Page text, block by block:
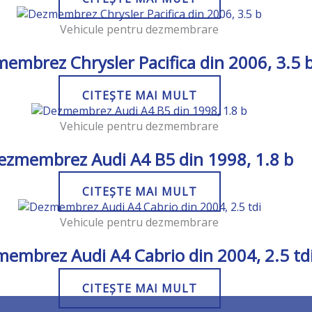
Vehicule pentru dezmembrare
Chrysler Pacifica din 2006, 3.5
CITEȘTE MAI MULT
Vehicule pentru dezmembrare
Audi A4 B5 din 1998, 1.8 b
CITEȘTE MAI MULT
Vehicule pentru dezmembrare
Audi A4 Cabrio din 2004, 2.5
CITEȘTE MAI MULT